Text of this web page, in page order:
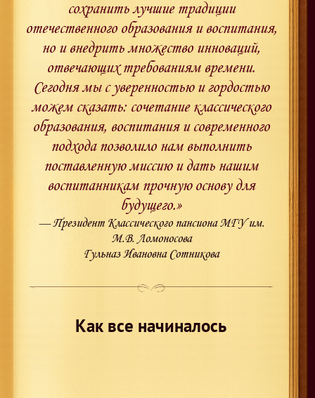
сохранить лучшие традиции
отечественного образования и воспитания,
но и внедрить множество инноваций,
отвечающих требованиям времени.
Сегодня мы с уверенностью и гордостью
можем сказать: сочетание классического
образования, воспитания и современного
подхода позволило нам выполнить
поставленную миссию и дать нашим
воспитанникам прочную основу для
будущего.»
— Президент Классического пансиона МГУ им.
М.В. Ломоносова
Гульназ Ивановна Сотникова
Как все начиналось